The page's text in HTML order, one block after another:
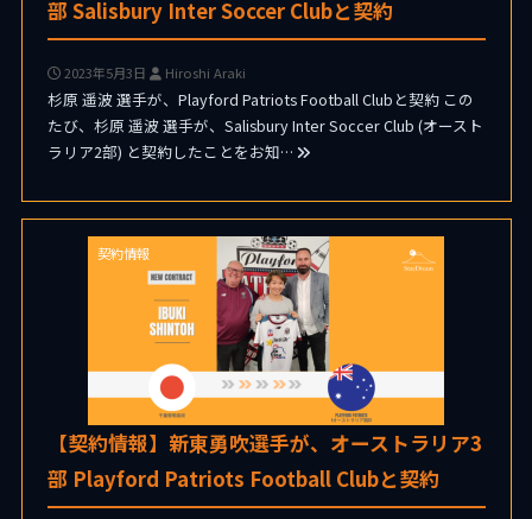
部 Salisbury Inter Soccer Clubと契約
2023年5月3日 Hiroshi Araki
杉原 遥波 選手が、Playford Patriots Football Clubと契約 この
たび、杉原 遥波 選手が、Salisbury Inter Soccer Club (オースト
ラリア2部) と契約したことをお知…
契約情報
【契約情報】新東勇吹選手が、オーストラリア3
部 Playford Patriots Football Clubと契約